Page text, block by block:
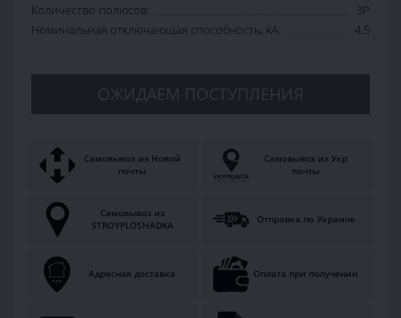
Количество полюсов:
3P
Номинальная отключающая способность, kA:
4.5
ОЖИДАЕМ ПОСТУПЛЕНИЯ
Самовывоз из Новой
почты
Самовывоз из Укр
почты
Самовывоз из
STROYPLOSHADKA
Отправка по Украине
Адресная доставка Оплата при получении